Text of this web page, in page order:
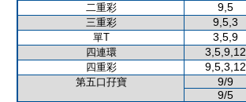
二重彩
9,5
三重彩 9,5,3
單T 3,5,9
四連環 3,5,9,12
四重彩 9,5,3,12
第五口孖寶 9/9
9/5